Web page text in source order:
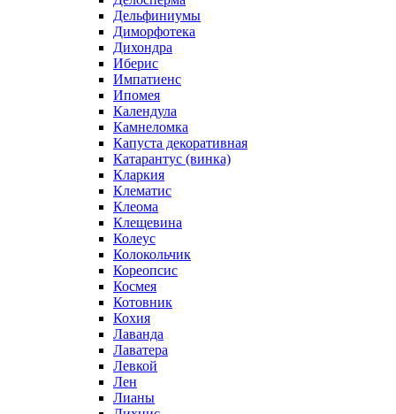
Дельфиниумы
Диморфотека
Дихондра
Иберис
Импатиенс
Ипомея
Календула
Камнеломка
Капуста декоративная
Катарантус (винка)
Кларкия
Клематис
Клеома
Клещевина
Колеус
Колокольчик
Кореопсис
Космея
Котовник
Кохия
Лаванда
Лаватера
Левкой
Лен
Лианы